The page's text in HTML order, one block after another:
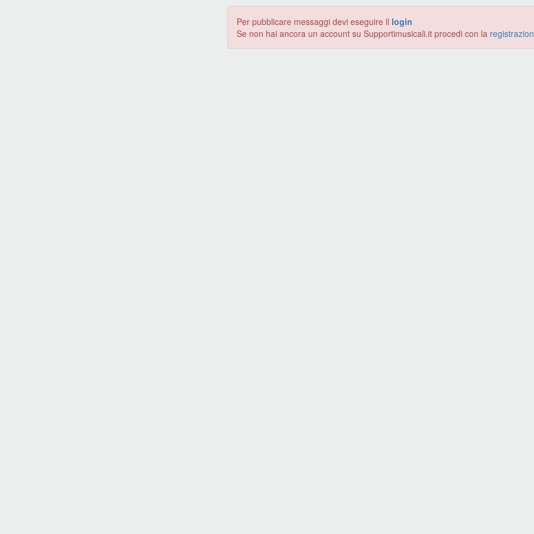
Per pubblicare messaggi devi eseguire il login
Se non hai ancora un account su Supportimusicali.it procedi con la